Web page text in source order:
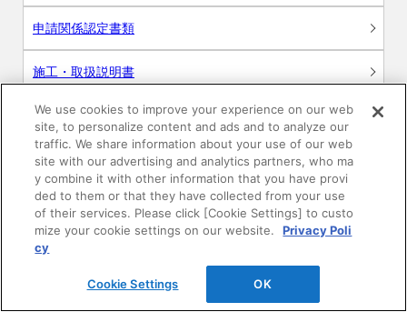
申請関係認定書類
施工・取扱説明書
動画
シミュレーションツール
24時間換気システム〈エアスマート〉
簡易設計見積ソフト
R&Dセンター環境測定・分析サービス
商品マスター申し込み
We use cookies to improve your experience on our web
site, to personalize content and ads and to analyze our
traffic. We share information about your use of our web
site with our advertising and analytics partners, who ma
y combine it with other information that you have provi
ded to them or that they have collected from your use
of their services. Please click [Cookie Settings] to custo
mize your cookie settings on our website.
Privacy Poli
cy
Cookie Settings OK